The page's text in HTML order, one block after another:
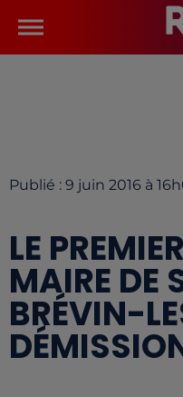
Publié : 9 juin 2016 à
LE
MAIRE DE
BRÉVIN-